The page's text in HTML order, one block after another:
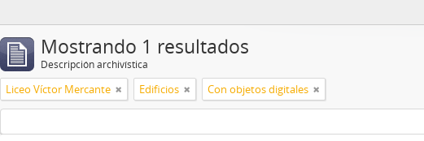
Mostrando 1 resultados
Descripción archivística
Liceo Víctor Mercante Edificios Con objetos digitales